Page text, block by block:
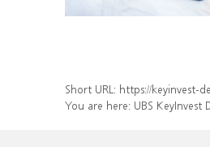
Short URL: https://keyinvest-
You are here: UBS KeyInvest